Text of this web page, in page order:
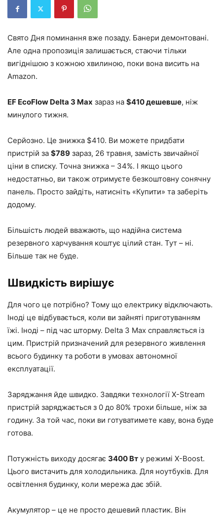
Свято Дня поминання вже позаду. Банери демонтовані.
Але одна пропозиція залишається, стаючи тільки
вигіднішою з кожною хвилиною, поки вона висить на
Amazon.
EF EcoFlow Delta 3 Max зараз на $410 дешевше, ніж
минулого тижня.
Серйозно. Це знижка $410. Ви можете придбати
пристрій за $789 зараз, 26 травня, замість звичайної
ціни в списку. Точна знижка – 34%. І якщо цього
недостатньо, ви також отримуєте безкоштовну сонячну
панель. Просто зайдіть, натисніть «Купити» та заберіть
додому.
Більшість людей вважають, що надійна система
резервного харчування коштує цілий стан. Тут – ні.
Більше так не буде.
Швидкість вирішує
Для чого це потрібно? Тому що електрику відключають.
Іноді це відбувається, коли ви зайняті приготуванням
їжі. Іноді – під час шторму. Delta 3 Max справляється із
цим. Пристрій призначений для резервного живлення
всього будинку та роботи в умовах автономної
експлуатації.
Заряджання йде швидко. Завдяки технології X-Stream
пристрій заряджається з 0 до 80% трохи більше, ніж за
годину. За той час, поки ви готуватимете каву, вона буде
готова.
Потужність виходу досягає 3400 Вт у режимі X-Boost.
Цього вистачить для холодильника. Для ноутбуків. Для
освітлення будинку, коли мережа дає збій.
Акумулятор – це не просто дешевий пластик. Він